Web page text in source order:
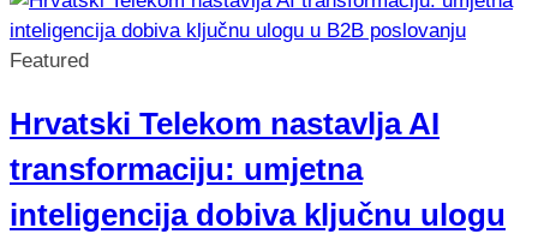
Featured
Hrvatski Telekom nastavlja AI
transformaciju: umjetna
inteligencija dobiva ključnu ulogu